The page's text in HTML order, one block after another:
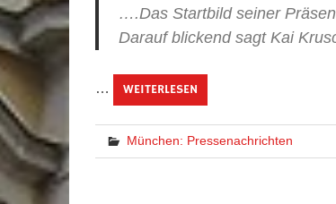
….Das Startbild seiner
Darauf blickend sagt Kai
… WEITERLESEN
München: Pressenachrichten